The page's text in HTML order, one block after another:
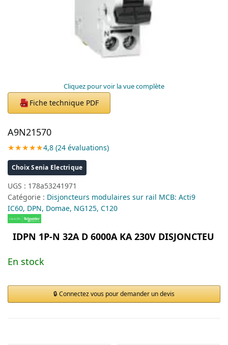
Cliquez pour voir la vue complète
PDF Fiche technique PDF
A9N21570
★★★★★4,8 (24 évaluations)
Choix Senia Electrique
UGS : 178a53241971
Catégorie : Disjoncteurs modulaires sur rail MCB: Acti9
IC60, DPN, Domae, NG125, C120
IDPN 1P-N 32A D 6000A KA 230V DISJONCTEU
En stock
Connectez vous pour demander un devis